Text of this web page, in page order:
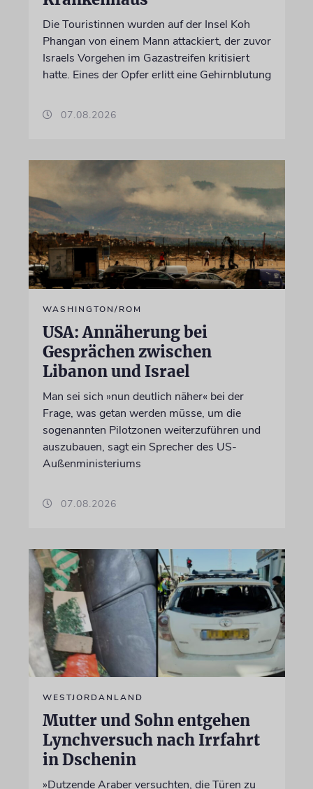
Die Touristinnen wurden auf der Insel Koh
Phangan von einem Mann attackiert, der zuvor
Israels Vorgehen im Gazastreifen kritisiert
hatte. Eines der Opfer erlitt eine Gehirnblutung
07.08.2026
WASHINGTON/ROM
USA: Annäherung bei
Gesprächen zwischen
Libanon und Israel
Man sei sich »nun deutlich näher« bei der
Frage, was getan werden müsse, um die
sogenannten Pilotzonen weiterzuführen und
auszubauen, sagt ein Sprecher des US-
Außenministeriums
07.08.2026
WESTJORDANLAND
Mutter und Sohn entgehen
Lynchversuch nach Irrfahrt
in Dschenin
»Dutzende Araber versuchten, die Türen zu